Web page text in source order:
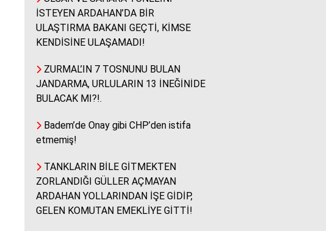
İsmail Ögeday
Blok Mermer Fuarı ve
Kaçırılmaması Gereken
Açmak Gerekir..
Yazıcıoğlu Ümit
Rahmi Koç ve Binali
Yıldırım
İSTEYEN ARDAHAN’DA BİR
ULAŞTIRMA BAKANI GEÇTİ, KİMSE
KENDİSİNE ULAŞAMADI!
ZURMAL’IN 7 TOSNUNU BULAN
JANDARMA, URLULARIN 13 İNEĞİNİDE
BULACAK MI?!.
Badem’de Onay gibi CHP’den istifa
etmemiş!
TANKLARIN BİLE GİTMEKTEN
ZORLANDIĞI GÜLLER AÇMAYAN
ARDAHAN YOLLARINDAN İŞE GİDİP,
GELEN KOMUTAN EMEKLİYE GİTTİ!